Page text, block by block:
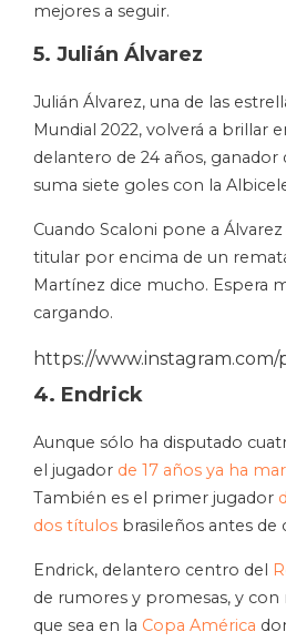
mejores a seguir.
5. Julián Álvarez
Julián Álvarez, una de las
Mundial 2022, volverá a brillar
delantero de 24 años, ganador
suma siete goles con la
Cuando Scaloni pone a
titular por encima de un
Martínez dice mucho. Espera
cargando.
https://
4. Endrick
Aunque sólo ha disputado
el jugador de 17 años ya ha
También es el primer jugador
dos títulos brasileños antes de
Endrick, delantero centro del
de rumores y promesas, y con
que sea en la Copa América